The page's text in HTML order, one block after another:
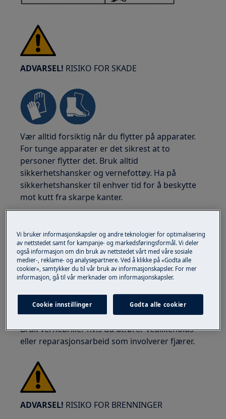
ADVARSEL! RISIKO FOR SKADE
Vær alltid forsiktig når du flytter på apparater.
For tunge apparater er det sikrest at to
personer flytter det. Bruk alltid
sikkerhetshansker og vernefottøy. Ha på
sikkerhetshansker til enhver tid for å beskytte
mot kutt fra skarpe kanter.
ADVARSEL!RISIKO FOR ØYESKADE
Bruk vernebriller hvis du utfører vedlikeholds-
eller reparasjonsarbeid som involverer fjærer.
ADVARSEL! RISIKO FOR BRENNINGER
Vi bruker informasjonskapsler og andre teknologier for optimalisering
av nettstedet samt for kampanje- og markedsføringsformål. Vi deler
også informasjon om din bruk av nettstedet vårt med våre sosiale
medier-, reklame- og analysepartnere. Ved å klikke på «Godta alle
cookier», samtykker du til vår bruk av informasjonskapsler. For mer
informasjon, gå til vår merknader om informasjonskapsler.
Cookie innstillinger Godta alle cookier